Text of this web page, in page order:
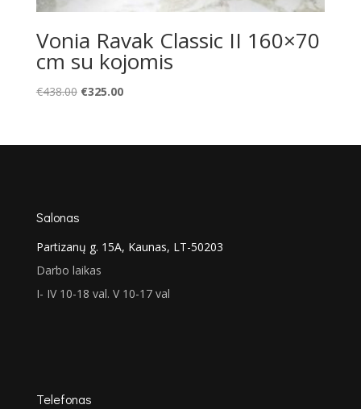
Vonia Ravak Classic II 160×70
cm su kojomis
€438.00 Original
€438.00.
€325.00Current
€325.00.
Salonas
Partizanų g. 15A, Kaunas, LT-50203
Darbo laikas
I- IV 10-18 val. V 10-17 val
Telefonas